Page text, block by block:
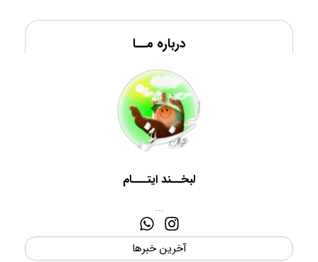
درباره مــا
لبخــند ایتـــام
...
آخرین خبرها